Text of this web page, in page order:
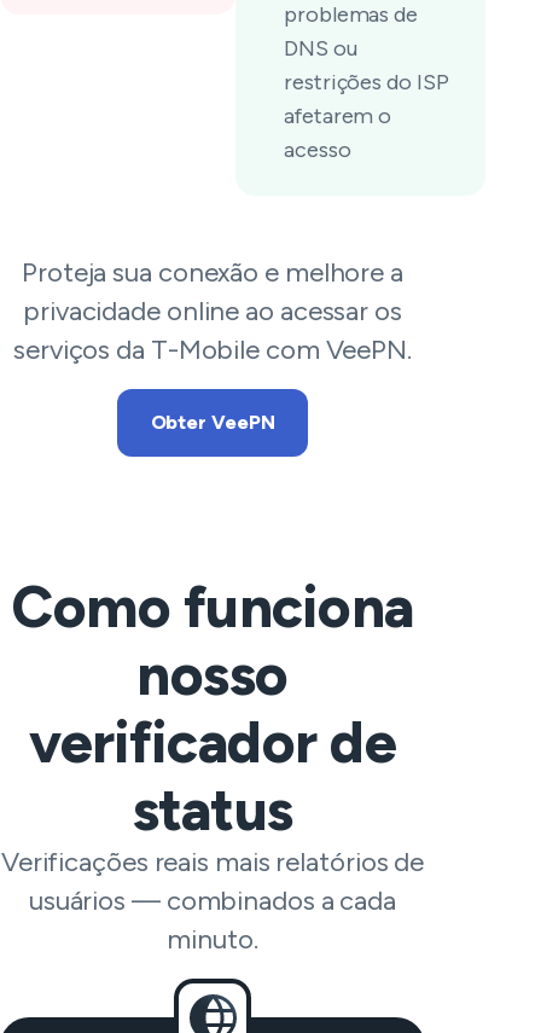
problemas de
DNS ou
restrições do ISP
afetarem o
acesso
Proteja sua conexão e melhore a
privacidade online ao acessar os
serviços da T-Mobile com VeePN.
Obter VeePN
Como funciona
nosso
verificador de
status
Verificações reais mais relatórios de
usuários — combinados a cada
minuto.